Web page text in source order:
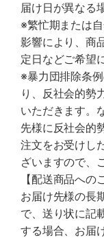
届け日が異なる
※繁忙期または
影響により、商
定日などご希望
※暴力団排除条
り、反社会的勢
いただきます。
先様に反社会的
注文をお受けし
ざいますので、
【配送商品への
お届け先様の長
で、送り状に記
する場合、お届